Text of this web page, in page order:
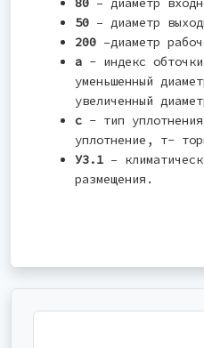
50 – диаметр
200 –диаметр
а - индекс
уменьшенный
увеличенный
с - тип
уплотнение, т-
У3.1 –
размещения.